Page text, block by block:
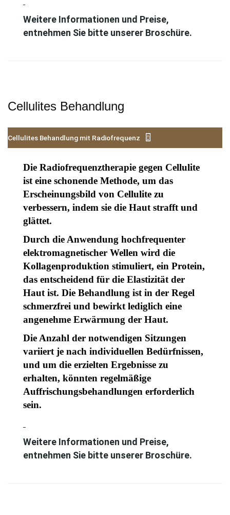
Weitere Informationen und Preise,
entnehmen Sie bitte unserer Broschüre.
Cellulites Behandlung
Cellulites Behandlung mit Radiofrequenz
Die Radiofrequenztherapie gegen Cellulite
ist eine schonende Methode, um das
Erscheinungsbild von Cellulite zu
verbessern, indem sie die Haut strafft und
glättet.
Durch die Anwendung hochfrequenter
elektromagnetischer Wellen wird die
Kollagenproduktion stimuliert, ein Protein,
das entscheidend für die Elastizität der
Haut ist. Die Behandlung ist in der Regel
schmerzfrei und bewirkt lediglich eine
angenehme Erwärmung der Haut.
Die Anzahl der notwendigen Sitzungen
variiert je nach individuellen Bedürfnissen,
und um die erzielten Ergebnisse zu
erhalten, könnten regelmäßige
Auffrischungsbehandlungen erforderlich
sein.
Weitere Informationen und Preise,
entnehmen Sie bitte unserer Broschüre.